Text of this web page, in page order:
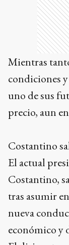
Mientras
condiciones
uno de sus
precio, aun
Costantino
El actual
Costantino,
tras asumir
nueva
económico y